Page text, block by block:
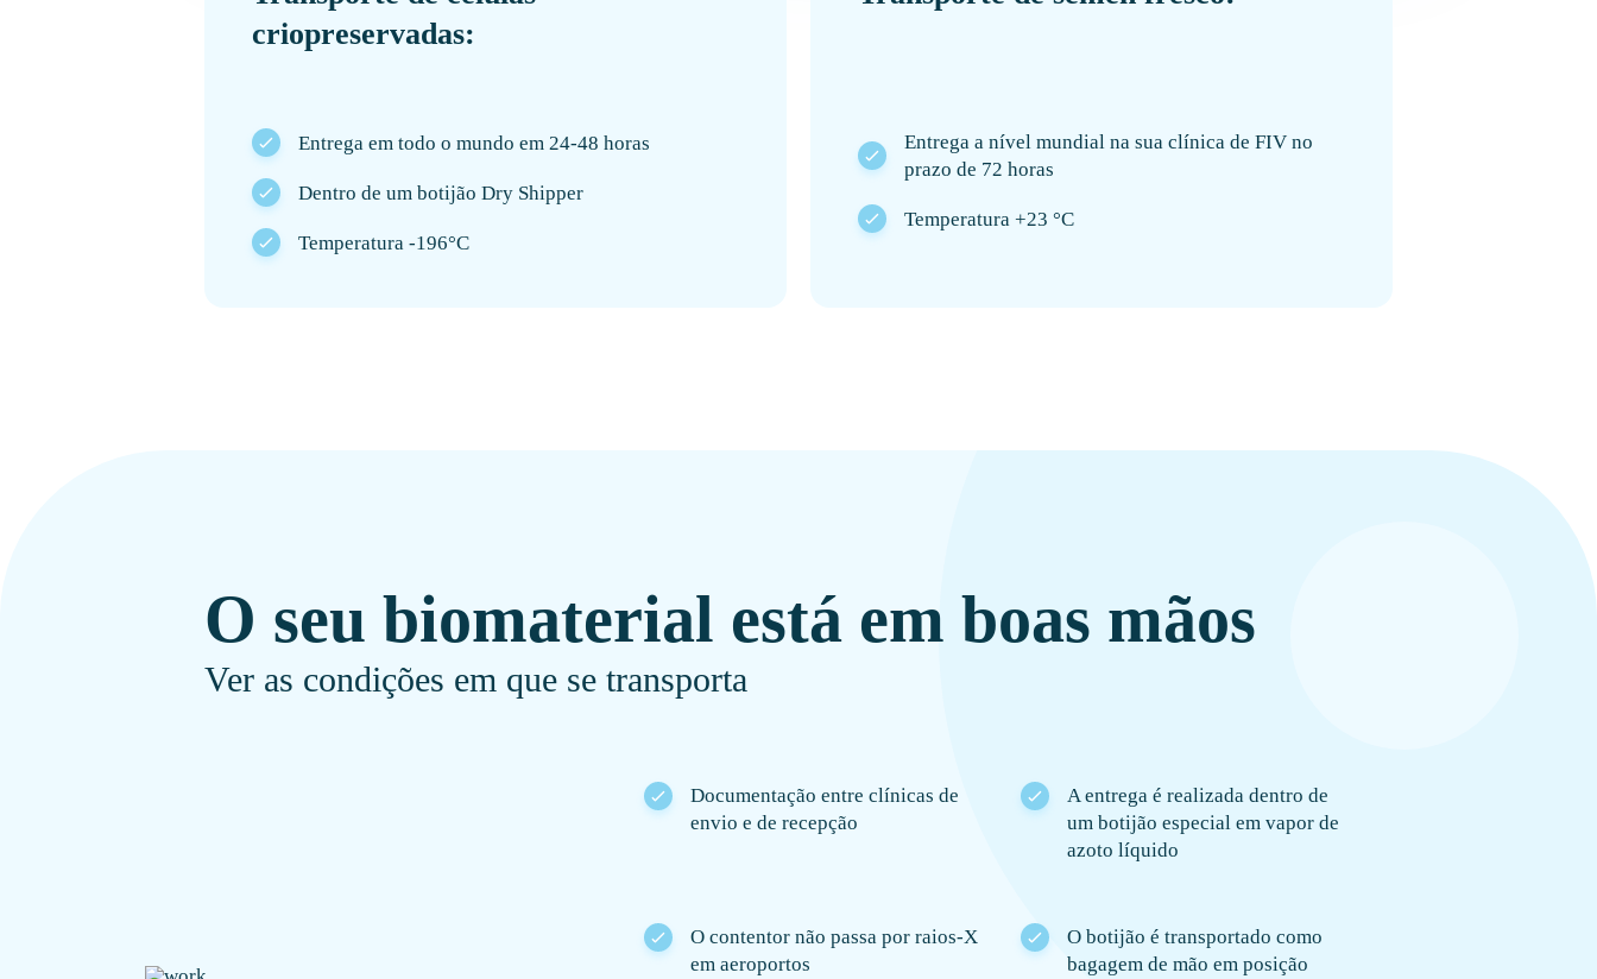
criopreservadas:
Entrega em todo o mundo em 24-48 horas
Dentro de um botijão Dry Shipper
Temperatura -196°C
Entrega a nível mundial na sua clínica de FIV no
prazo de 72 horas
Temperatura +23 °C
O seu biomaterial está em boas mãos
Ver as condições em que se transporta
Documentação entre clínicas de
envio e de recepção
A entrega é realizada dentro de
um botijão especial em vapor de
azoto líquido
O contentor não passa por raios-X
em aeroportos
O botijão é transportado como
bagagem de mão em posição